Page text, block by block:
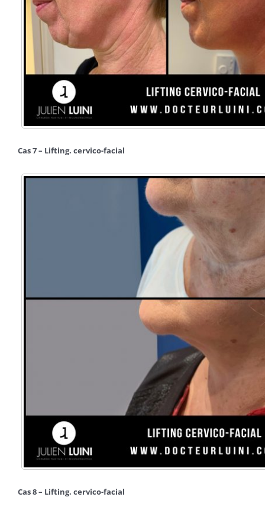
Cas 7 – Lifting. cervico-facial
Cas 8 – Lifting. cervico-facial